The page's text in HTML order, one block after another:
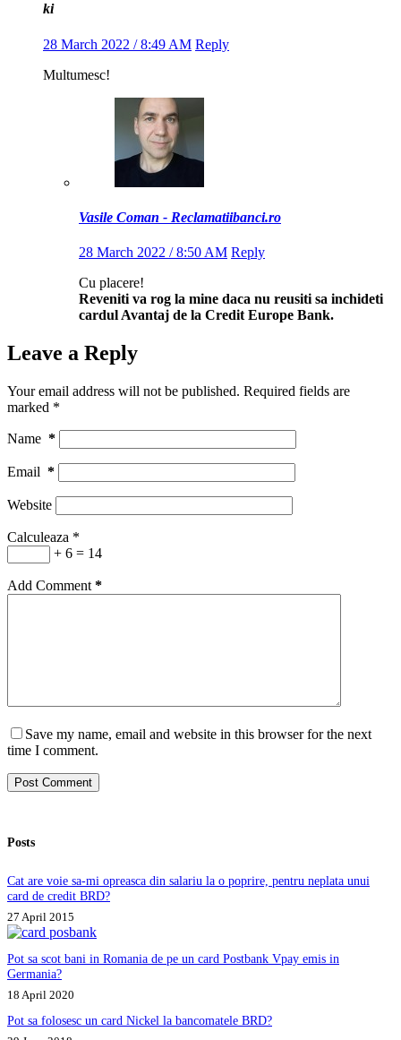
ki
28 March 2022 / 8:49 AM Reply
Multumesc!
Vasile Coman - Reclamatiibanci.ro
28 March 2022 / 8:50 AM Reply
Cu placere!
Reveniti va rog la mine daca nu reusiti sa inchideti
cardul Avantaj de la Credit Europe Bank.
Leave a Reply
Your email address will not be published. Required fields are
marked *
Name *
Email *
Website
Calculeaza *
+ 6 = 14
Add Comment *
Save my name, email and website in this browser for the next
time I comment.
Post Comment
Posts
Cat are voie sa-mi opreasca din salariu la o poprire, pentru neplata unui
card de credit BRD?
27 April 2015
Pot sa scot bani in Romania de pe un card Postbank Vpay emis in
Germania?
18 April 2020
Pot sa folosesc un card Nickel la bancomatele BRD?